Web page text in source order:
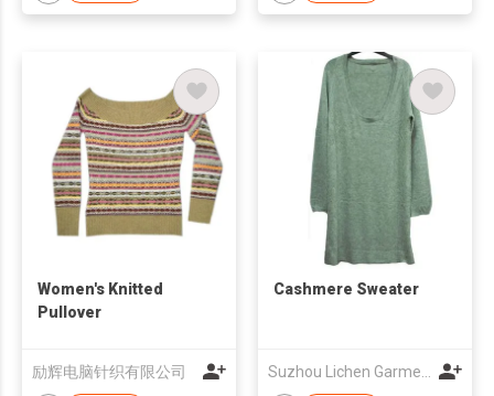
Women's Knitted
Pullover
励辉电脑针织有限公司
Cashmere Sweater